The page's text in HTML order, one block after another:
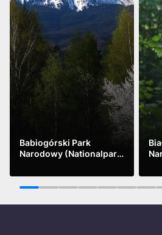
Babiogórski Park
Narodowy (Nationalpark
Mehr sehen
1 2 3 4 5 6 7